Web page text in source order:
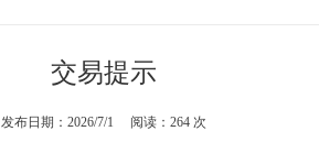
交易提示
发布日期：2026/7/1 阅读：264 次